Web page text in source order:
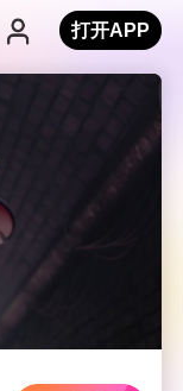
打开APP